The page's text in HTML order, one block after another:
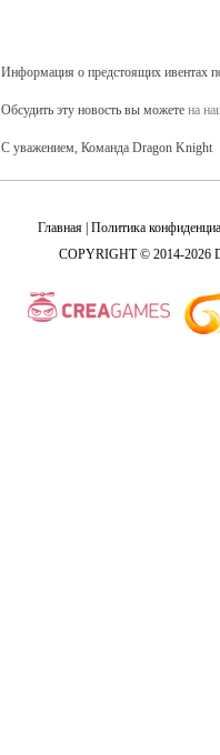
Информация о предстоящих ивентах
Обсудить эту новость вы можете на
С уважением, Команда Dragon Knight
Главная Политика
COPYRIGHT © 2014-2026